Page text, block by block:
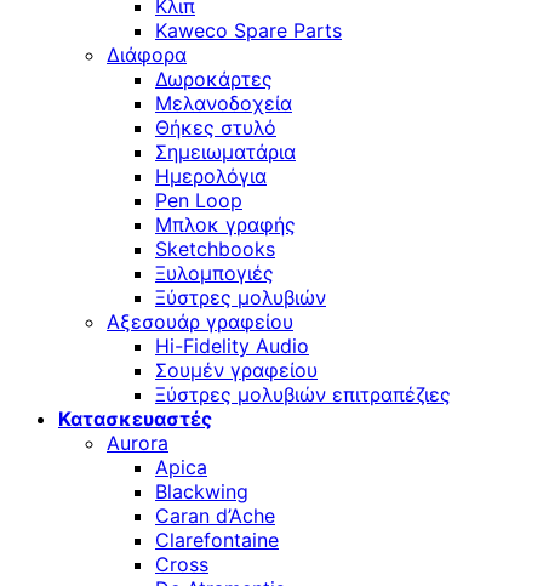
Κλιπ
Kaweco Spare Parts
Διάφορα
Δωροκάρτες
Μελανοδοχεία
Θήκες στυλό
Σημειωματάρια
Ημερολόγια
Pen Loop
Μπλοκ γραφής
Sketchbooks
Ξυλομπογιές
Ξύστρες μολυβιών
Αξεσουάρ γραφείου
Hi-Fidelity Audio
Σουμέν γραφείου
Ξύστρες μολυβιών επιτραπέζιες
Κατασκευαστές
Aurora
Apica
Blackwing
Caran d’Ache
Clarefontaine
Cross